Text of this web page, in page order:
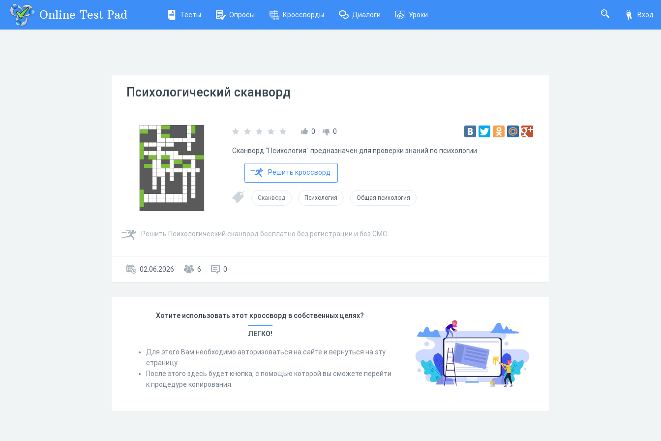
Вход
Online Test Pad Тесты Опросы Кроссворды Диалоги Уроки
Психологический сканворд
0 0
Сканворд "Психология" предназначен для проверки знаний по психологии
Решить кроссворд
Сканворд Психология Общая психология
Решить Психологический сканворд бесплатно без регистрации и без СМС
02.06.2026 6 0
Хотите использовать этот кроссворд в собственных целях?
ЛЕГКО!
Для этого Вам необходимо авторизоваться на сайте и вернуться на эту
страницу.
После этого здесь будет кнопка, с помощью которой вы сможете перейти
к процедуре копирования.